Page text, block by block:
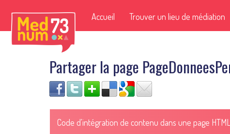
Accueil Trouver un lieu de médiation
Partager la page
Code d'intégration de contenu dans une page HTML